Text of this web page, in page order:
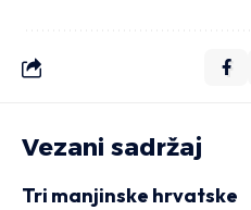
Vezani sadržaj
Tri manjinske hrvatske